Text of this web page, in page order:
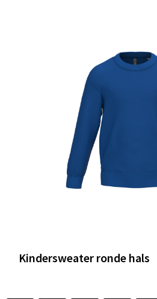
Kindersweater ronde hals